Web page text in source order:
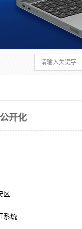
开化
区
系统